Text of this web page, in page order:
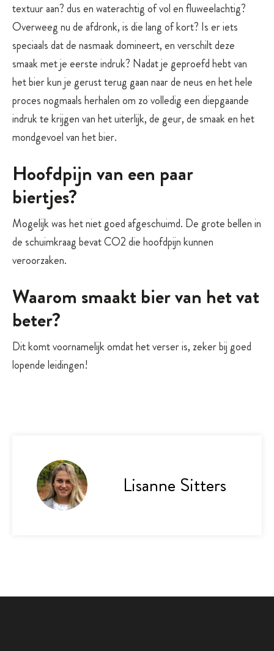
textuur aan? dus en waterachtig of vol en fluweelachtig?
Overweeg nu de afdronk, is die lang of kort? Is er iets
speciaals dat de nasmaak domineert, en verschilt deze
smaak met je eerste indruk? Nadat je geproefd hebt van
het bier kun je gerust terug gaan naar de neus en het hele
proces nogmaals herhalen om zo volledig een diepgaande
indruk te krijgen van het uiterlijk, de geur, de smaak en het
mondgevoel van het bier.
Hoofdpijn van een paar
biertjes?
Mogelijk was het niet goed afgeschuimd. De grote bellen in
de schuimkraag bevat CO2 die hoofdpijn kunnen
veroorzaken.
Waarom smaakt bier van het vat
beter?
Dit komt voornamelijk omdat het verser is, zeker bij goed
lopende leidingen!
Lisanne Sitters